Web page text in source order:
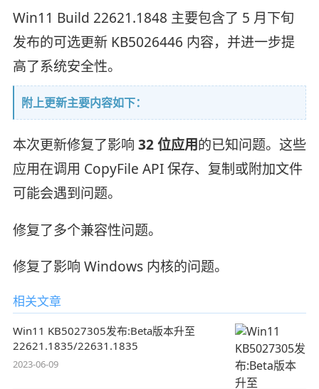
Win11 Build 22621.1848 主要包含了 5 月下旬
发布的可选更新 KB5026446 内容，并进一步提
高了系统安全性。
附上更新主要内容如下：
本次更新修复了影响 32 位应用的已知问题。这些
应用在调用 CopyFile API 保存、复制或附加文件
可能会遇到问题。
修复了多个兼容性问题。
修复了影响 Windows 内核的问题。
相关文章
Win11 KB5027305发布:Beta版本升至
22621.1835/22631.1835
2023-06-09